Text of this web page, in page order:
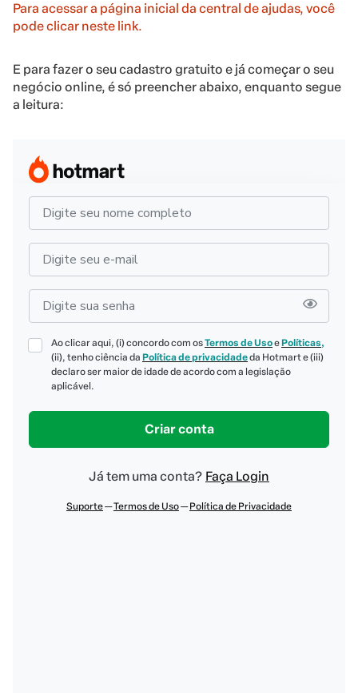
Para acessar a página inicial da central de ajudas, você
pode clicar neste link.
E para fazer o seu cadastro gratuito e já começar o seu
negócio online, é só preencher abaixo, enquanto segue
a leitura: